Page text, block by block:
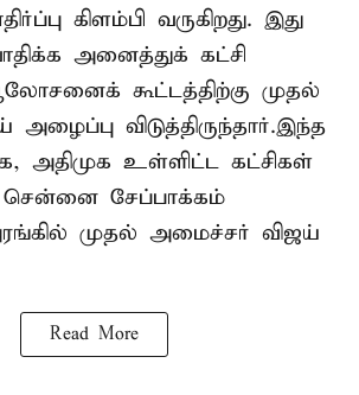
கிளம்பி வருகிறது. இது
அனைத்துக் கட்சி
கூட்டத்திற்கு முதல்
விடுத்திருந்தார்.இந்த
அதிமுக உள்ளிட்ட கட்சிகள்
சென்னை சேப்பாக்கம்
முதல் அமைச்சர் விஜய்
Read More